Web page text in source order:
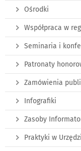
Ośrodki
Współpraca w
Seminaria i
Patronaty
Zamówienia
Infografiki
Zasoby
Praktyki w